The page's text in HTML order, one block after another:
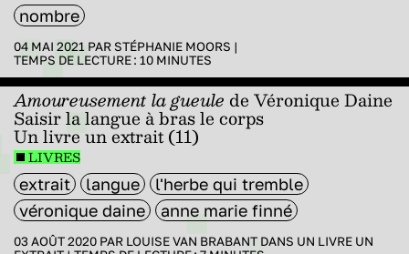
nombre
04 MAI 2021 PAR STÉPHANIE MOORS |
TEMPS DE LECTURE : 10 MINUTES
Amoureusement la gueule de Véronique Daine
Saisir la langue à bras le corps
Un livre un extrait (11)
LIVRES
extrait langue
l'herbe qui tremble
véronique daine
anne marie finné
03 AOÛT 2020 PAR LOUISE VAN BRABANT DANS UN LIVRE UN